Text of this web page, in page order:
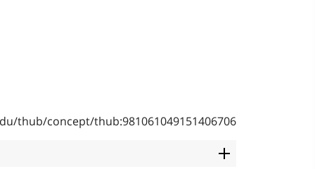
thub/concept/thub:981061049151406706